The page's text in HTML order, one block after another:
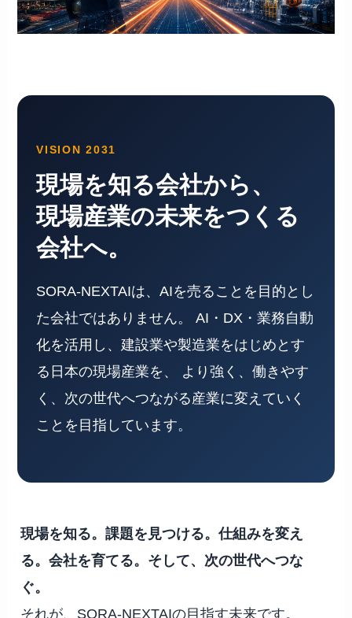
VISION 2031
現場を知る会社から、
現場産業の未来をつくる
会社へ。
SORA-NEXTAIは、AIを売ることを目的とし
た会社ではありません。 AI・DX・業務自動
化を活用し、建設業や製造業をはじめとす
る日本の現場産業を、 より強く、働きやす
く、次の世代へつながる産業に変えていく
ことを目指しています。
現場を知る。課題を見つける。仕組みを変え
る。会社を育てる。そして、次の世代へつな
ぐ。
それが、SORA-NEXTAIの目指す未来です。